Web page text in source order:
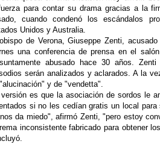
para contar su drama gracias a la
cuando condenó los escándalos
Unidos y Australia.
de Verona, Giuseppe Zenti,
una conferencia de prensa en el
abusado hace 30 años.
serán analizados y aclarados. A la
y de "vendetta".
es que la asociación de sordos le
si no les cedían gratis un local
da miedo", afirmó Zenti, "pero estoy
inconsistente fabricado para obtener